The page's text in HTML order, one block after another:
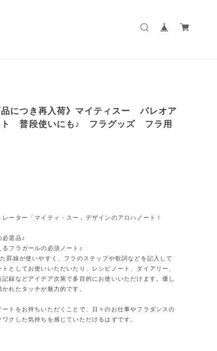
につき再入荷》マイティスー パレオア
ト 普段使いにも♪ フラグッズ フラ用
レーター「マイティ・スー」デザインのアロハノート！
必需品♪
るフラガールの必須ノート♪
罫線が使いやすく、フラのステップや歌詞などを記入して
トとしてお使いいただいたり、レシピノート、ダイアリー、
記録などアイデア次第で多目的にお使いいただけます。優し
れたタッチが魅力的です。
ートをお持ちいただくことで、日々のお仕事やフラダンスの
クした気持ちを感じていただけるはずです。